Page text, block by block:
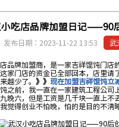
吃店品牌加盟日记——90
发布日期：2023-11-22 13:53 武
牌加盟商，是一家吉祥馄饨门店
家门店的资金已全部回本，店里请
越少了。 》》 现在加盟吉祥馄饨立
前，我一直在一家建筑工程公司
晚六，但是工资是几千块一直上不
觉得创业不怕晚，怕的是目的不清